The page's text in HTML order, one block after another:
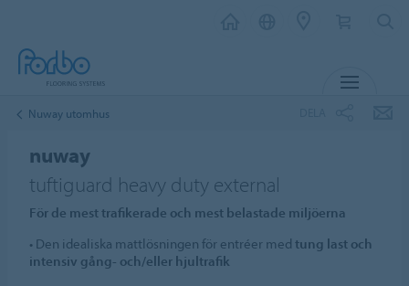
Nuway utomhus
nuway
tuftiguard heavy duty external
För de mest trafikerade och mest belastade miljöerna
• Den idealiska mattlösningen för entréer medtung last och
intensiv gång- och/eller hjultrafik